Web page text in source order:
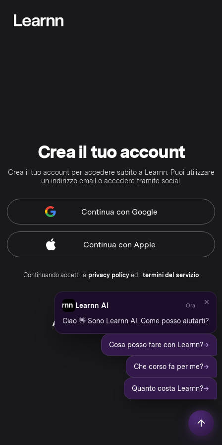
Crea il tuo account
Crea il tuo account per accedere subito a Learnn. Puoi utilizzare
un indirizzo email o accedere tramite social.
Continua con Google
Continua con Apple
Continuando accetti la privacy policy ed i termini del servizio
Accedi al tuo account Learnn
Learnn AI Ora
Ciao 👋 Sono Learnn AI. Come posso aiutarti?
Cosa posso fare con Learnn?→
Che corso fa per me?→
Quanto costa Learnn?→